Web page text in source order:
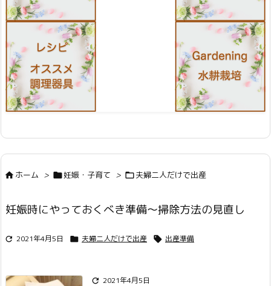
ホーム > 妊娠・子育て > 夫婦二人だけで出産
妊娠時にやっておくべき準備〜掃除方法の見直し
 2021年4月5日  夫婦二人だけで出産  出産準備
 2021年4月5日